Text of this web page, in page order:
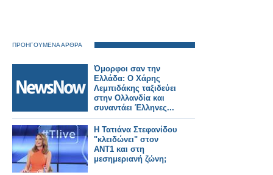
ΠΡΟΗΓΟΥΜΕΝΑ ΑΡΘΡΑ
Όμορφοι σαν την
Ελλάδα: Ο Χάρης
Λεμπιδάκης ταξιδεύει
στην Ολλανδία και
συναντάει Έλληνες...
Η Τατιάνα Στεφανίδου
"κλειδώνει" στον
ΑΝΤ1 και στη
μεσημεριανή ζώνη;